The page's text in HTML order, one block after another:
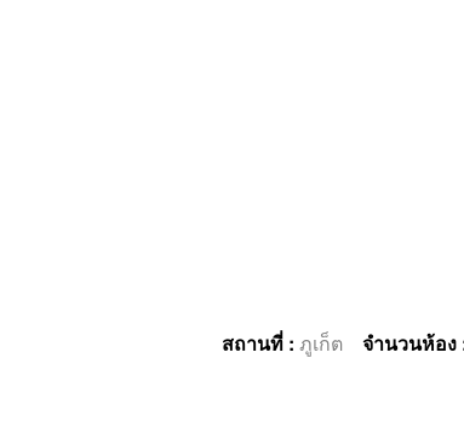
สถานที่ : ภูเก็ต จำนวนห้อง